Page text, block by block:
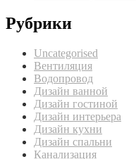
Рубрики
Uncategorised
Вентиляция
Водопровод
Дизайн ванной
Дизайн гостиной
Дизайн интерьера
Дизайн кухни
Дизайн спальни
Канализация